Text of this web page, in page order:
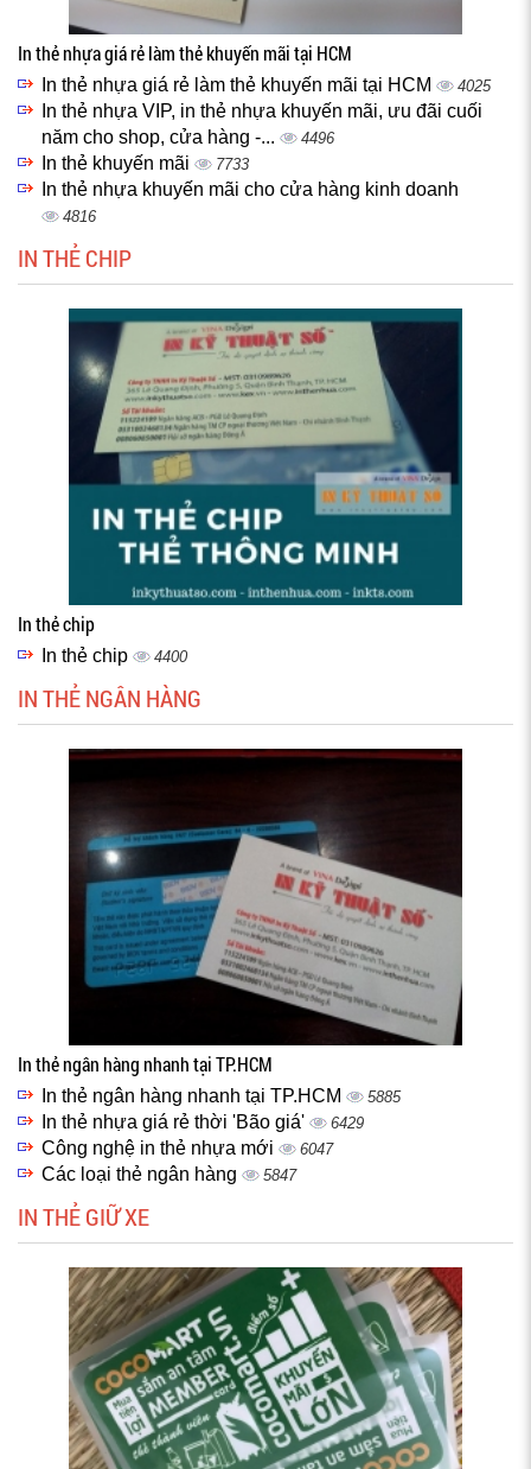
In thẻ nhựa giá rẻ làm thẻ khuyến mãi tại HCM
In thẻ nhựa giá rẻ làm thẻ khuyến mãi tại HCM 4025
In thẻ nhựa VIP, in thẻ nhựa khuyến mãi, ưu đãi cuối
năm cho shop, cửa hàng -...
4496
In thẻ khuyến mãi 7733
In thẻ nhựa khuyến mãi cho cửa hàng kinh doanh
4816
IN THẺ CHIP
In thẻ chip
In thẻ chip 4400
IN THẺ NGÂN HÀNG
In thẻ ngân hàng nhanh tại TP.HCM
In thẻ ngân hàng nhanh tại TP.HCM 5885
In thẻ nhựa giá rẻ thời 'Bão giá' 6429
Công nghệ in thẻ nhựa mới 6047
Các loại thẻ ngân hàng 5847
IN THẺ GIỮ XE